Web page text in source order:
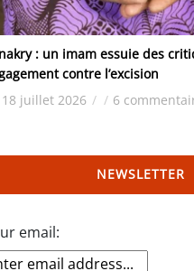
: un imam essuie des
contre l’excision
18 juillet 2026 / / 6
NEWSLETTER
email: